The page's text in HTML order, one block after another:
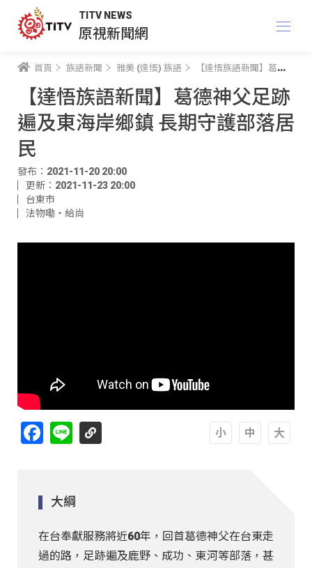
TITV NEWS
原視新聞網
首頁 族語新聞 雅美 (達悟) 族語 【達悟族語新聞】葛德神父足跡遍及東海岸鄉鎮 長期守護部落居民
【達悟族語新聞】葛德神父足跡
遍及東海岸鄉鎮 長期守護部落居
民
發布：2021-11-20 20:00
更新：2021-11-23 20:00
台東市
法物嘞‧給尚
Facebook
Line
大綱
在台奉獻服務將近60年，回首葛德神父在台東走
過的路，足跡遍及鹿野、成功、東河等部落，甚